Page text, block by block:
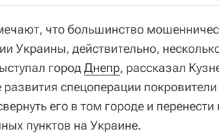
что большинство
Украины, действительно,
городДнепр, рассказал
спецоперации покровители
его в том городе и перенести
пунктов на Украине.